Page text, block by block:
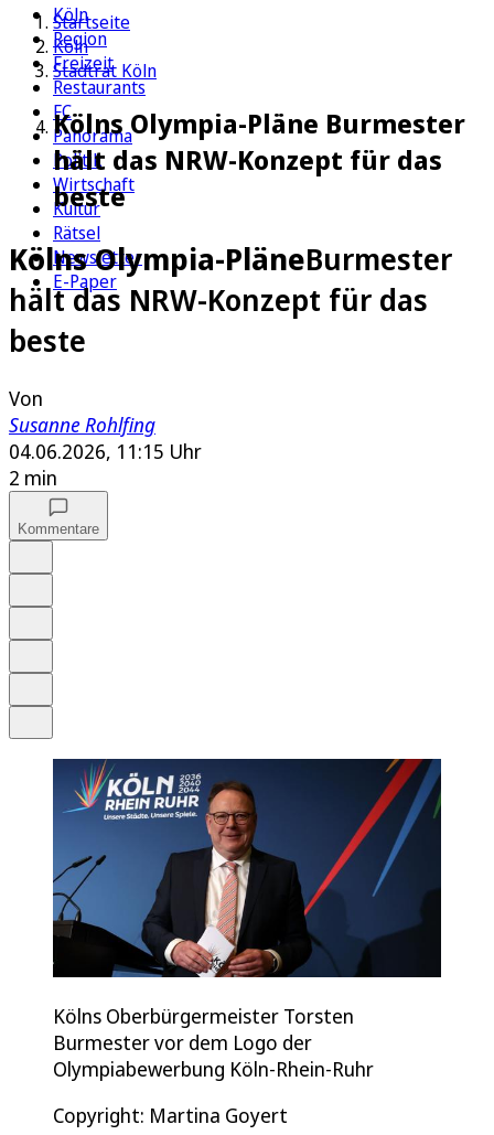
Köln
Region
Freizeit
Restaurants
FC
Panorama
Politik
Wirtschaft
Kultur
Rätsel
Newsletter
E-Paper
Startseite
Köln
Stadtrat Köln
Kölns Olympia-Pläne Burmester
hält das NRW-Konzept für das
beste
Kölns Olympia-PläneBurmester
hält das NRW-Konzept für das
beste
Von
Susanne Rohlfing
04.06.2026, 11:15 Uhr
2 min
Kommentare
Kölns Oberbürgermeister Torsten
Burmester vor dem Logo der
Olympiabewerbung Köln-Rhein-Ruhr
Copyright: Martina Goyert